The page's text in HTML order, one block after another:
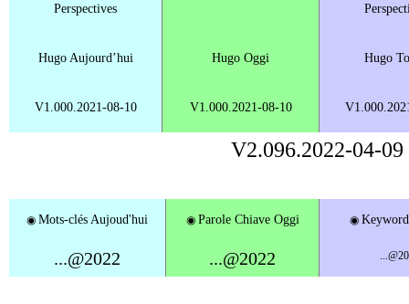
Perspectives
Hugo Aujourd’hui Hugo Oggi Hugo
V1.000.2021-08-10 V1.000.2021-08-10
V2.096.2022-04-09
◉ Mots-clés Aujoud'hui ◉ Parole Chiave Oggi ◉
...@2022 ...@2022